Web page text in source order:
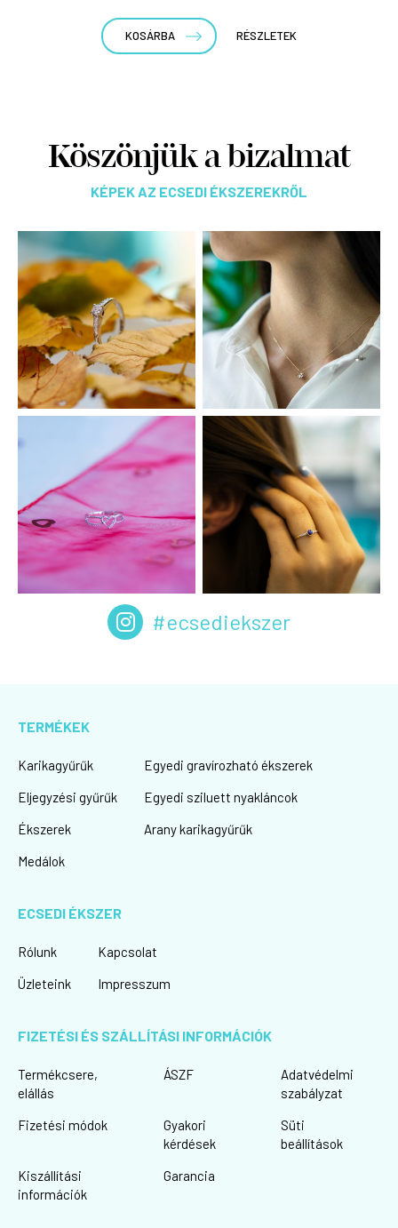
KOSÁRBA RÉSZLETEK
Köszönjük a bizalmat
KÉPEK AZ ECSEDI ÉKSZEREKRŐL
#ecsediekszer
TERMÉKEK
Karikagyűrűk
Eljegyzési gyűrűk
Ékszerek
Medálok
Egyedi gravírozható ékszerek
Egyedi sziluett nyakláncok
Arany karikagyűrűk
ECSEDI ÉKSZER
Rólunk
Üzleteink
Kapcsolat
Impresszum
FIZETÉSI ÉS SZÁLLÍTÁSI INFORMÁCIÓK
Termékcsere,
elállás
Fizetési módok
Kiszállítási
információk
ÁSZF
Gyakori
kérdések
Garancia
Adatvédelmi
szabályzat
Süti
beállítások